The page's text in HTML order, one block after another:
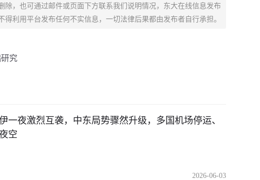
，也可通过邮件或页面下方联系我们说明情况，东大在线信息发布
利用平台发布任何不实信息，一切法律后果都由发布者自行承担。
究
一夜激烈互袭，中东局势骤然升级，多国机场停运、
空
2026-06-03